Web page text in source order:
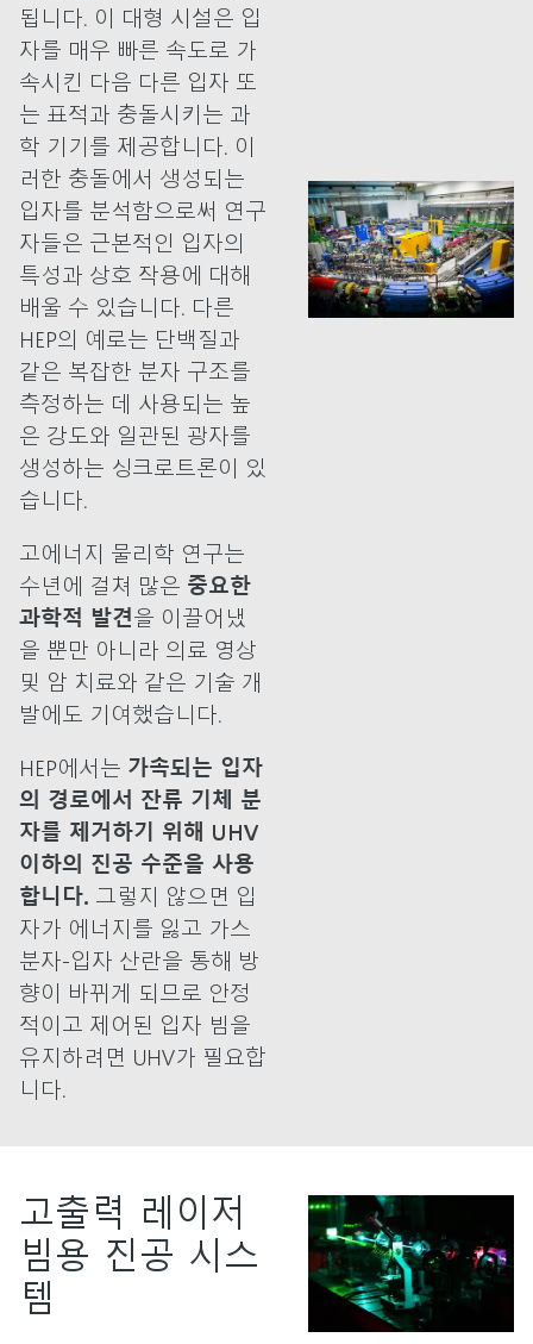
됩니다. 이 대형 시설은 입
자를 매우 빠른 속도로 가
속시킨 다음 다른 입자 또
는 표적과 충돌시키는 과
학 기기를 제공합니다. 이
러한 충돌에서 생성되는
입자를 분석함으로써 연구
자들은 근본적인 입자의
특성과 상호 작용에 대해
배울 수 있습니다. 다른
HEP의 예로는 단백질과
같은 복잡한 분자 구조를
측정하는 데 사용되는 높
은 강도와 일관된 광자를
생성하는 싱크로트론이 있
습니다.
고에너지 물리학 연구는
수년에 걸쳐 많은 중요한
과학적 발견을 이끌어냈
을 뿐만 아니라 의료 영상
및 암 치료와 같은 기술 개
발에도 기여했습니다.
HEP에서는 가속되는 입자
의 경로에서 잔류 기체 분
자를 제거하기 위해 UHV
이하의 진공 수준을 사용
합니다. 그렇지 않으면 입
자가 에너지를 잃고 가스
분자-입자 산란을 통해 방
향이 바뀌게 되므로 안정
적이고 제어된 입자 빔을
유지하려면 UHV가 필요합
니다.
고출력 레이저
빔용 진공 시스
템